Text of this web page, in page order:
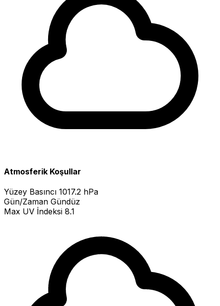
Atmosferik Koşullar
Yüzey Basıncı 1017.2 hPa
Gün/Zaman Gündüz
Max UV İndeksi 8.1